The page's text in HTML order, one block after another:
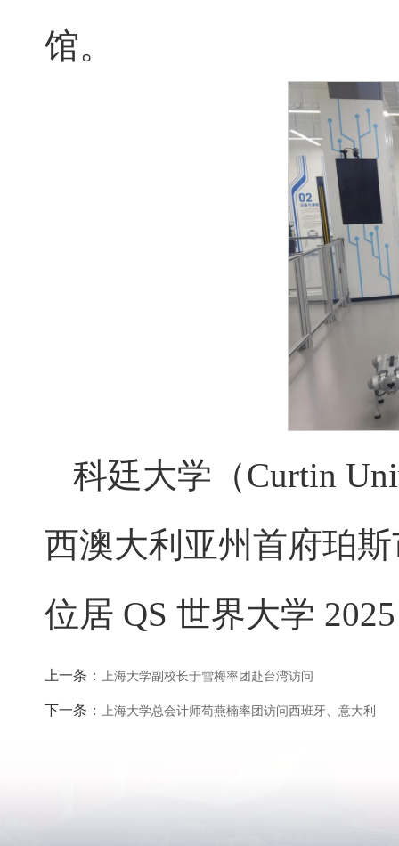
馆。
科廷大学（Curtin
西澳大利亚州首府珀
位居 QS 世界大学
上一条： 上海大学副校长于雪梅率团赴台湾访问
下一条： 上海大学总会计师苟燕楠率团访问西班牙、意大利